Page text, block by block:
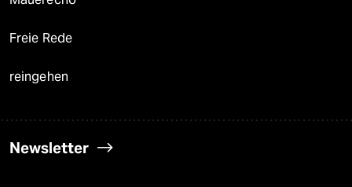
Freie Rede
reingehen
Newsletter